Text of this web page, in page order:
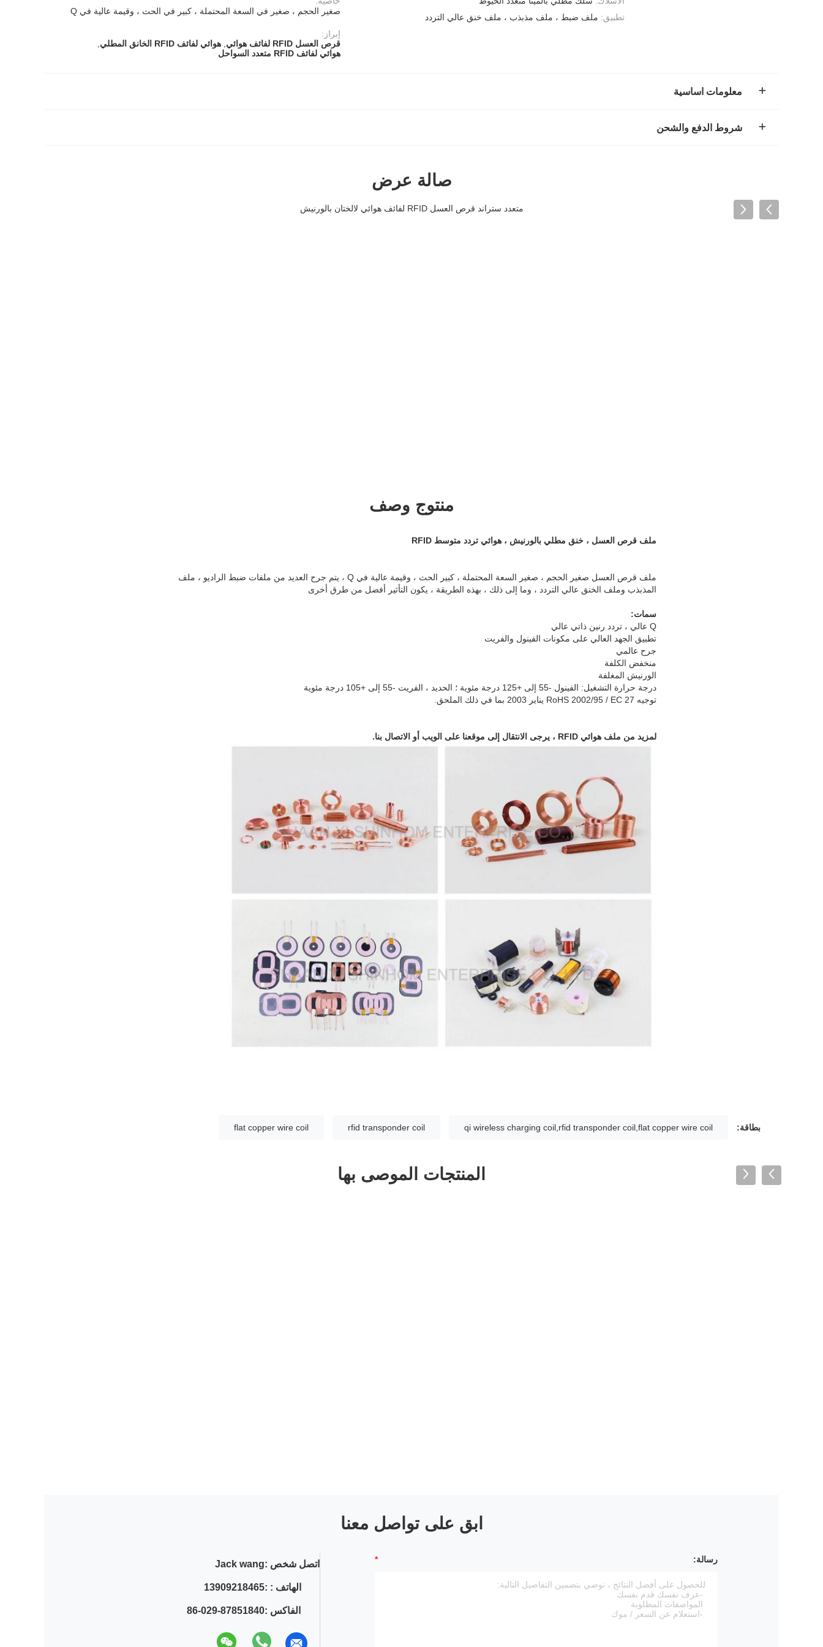
صغير الحجم ، صغير في السعة المحتملة ، كبير في الحث ، وقيمة عالية في Q
تطبيق: ملف ضبط ، ملف مذبذب ، ملف خنق عالي التردد
إبراز:
قرص العسل RFID لفائف هوائي
هوائي لفائف RFID الخانق المطلي
هوائي لفائف RFID متعدد السواحل
معلومات اساسية
شروط الدفع والشحن
صالة عرض
متعدد ستراند قرص العسل RFID لفائف هوائي لالختان بالورنيش
منتوج وصف
ملف قرص العسل ، خنق مطلي بالورنيش ، هوائي تردد متوسط ​​RFID
ملف قرص العسل صغير الحجم ، صغير السعة المحتملة ، كبير الحث ، وقيمة عالية في Q ، يتم جرح العديد من ملفات ضبط الراديو ، ملف
المذبذب وملف الخنق عالي التردد ، وما إلى ذلك ، بهذه الطريقة ، يكون التأثير أفضل من طرق أخرى
سمات:
Q عالي ، تردد رنين ذاتي عالي
تطبيق الجهد العالي على مكونات الفينول والفريت
جرح عالمي
منخفض الكلفة
الورنيش المغلفة
درجة حرارة التشغيل: الفينول -55 إلى +125 درجة مئوية ؛ الحديد ، الفريت -55 إلى +105 درجة مئوية
توجيه RoHS 2002/95 / EC 27 يناير 2003 بما في ذلك الملحق.
لمزيد من ملف هوائي RFID ، يرجى الانتقال إلى موقعنا على الويب أو الاتصال بنا.
بطاقة: qi wireless charging coil,rfid transponder coil,flat copper wire coil
rfid transponder coil
flat copper wire coil
المنتجات الموصى بها
ابق على تواصل معنا
اتصل شخص :Jack wang
الهاتف : :13909218465
الفاكس :86-029-87851840
رسالة: